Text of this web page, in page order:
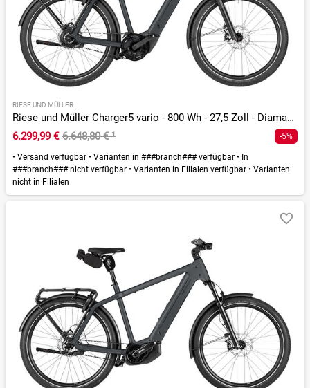
RIESE UND MÜLLER
Riese und Müller Charger5 vario - 800 Wh - 27,5 Zoll - Diamant - 2026
6.299,99 € 6.648,80 €¹ -5%
• Versand verfügbar • Varianten in ###branch### verfügbar • In
###branch### nicht verfügbar • Varianten in Filialen verfügbar • Varianten
nicht in Filialen